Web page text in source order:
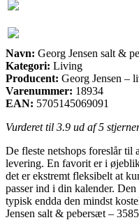
Navn: Georg Jensen salt &
Kategori: Living
Producent: Georg Jensen –
Varenummer: 18934
EAN: 5705145069091
Vurderet til 3.9 ud af 5
De fleste netshops foreslår til
levering. En favorit er i
det er ekstremt fleksibelt at
passer ind i din kalender.
typisk endda den mindst
Jensen salt & pebersæt –